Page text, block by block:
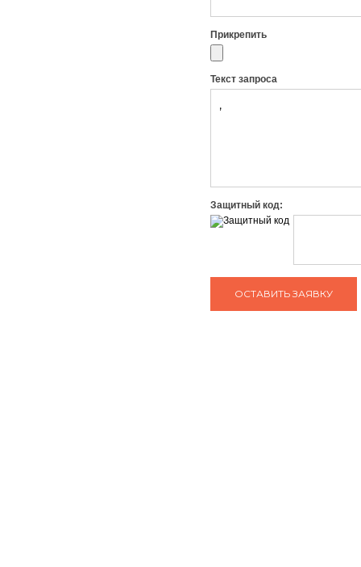
Прикрепить
Текст запроса
Защитный код: